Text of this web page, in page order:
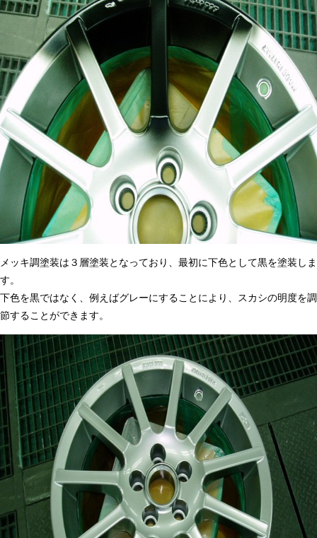
メッキ調塗装は３層塗装となっており、最初に下色として黒を塗装しま
す。
下色を黒ではなく、例えばグレーにすることにより、スカシの明度を調
節することができます。